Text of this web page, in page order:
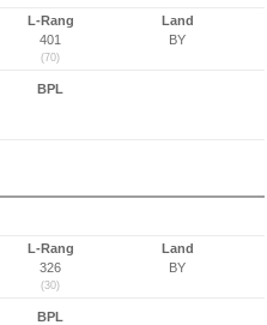
L-Rang
401
(70)
Land
BY
BPL
L-Rang
326
(30)
Land
BY
BPL